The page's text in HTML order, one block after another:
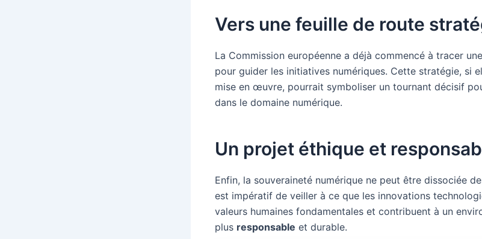
Vers une feuille de route
La Commission européenne a déjà commencé à tracer une
pour guider les initiatives numériques. Cette stratégie, si
mise en œuvre, pourrait symboliser un tournant décisif
dans le domaine numérique.
Un projet éthique et
Enfin, la souveraineté numérique ne peut être dissociée
est impératif de veiller à ce que les innovations
valeurs humaines fondamentales et contribuent à un
plus responsable et durable.